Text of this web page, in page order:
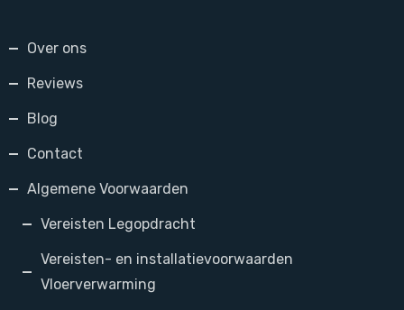
Over ons
Reviews
Blog
Contact
Algemene Voorwaarden
Vereisten Legopdracht
Vereisten- en installatievoorwaarden
Vloerverwarming